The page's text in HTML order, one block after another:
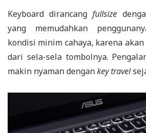
Keyboard dirancangfullsize
yang memudahkan
kondisi minim cahaya, karena
dari sela-sela tombolnya.
makin nyaman dengankey travel